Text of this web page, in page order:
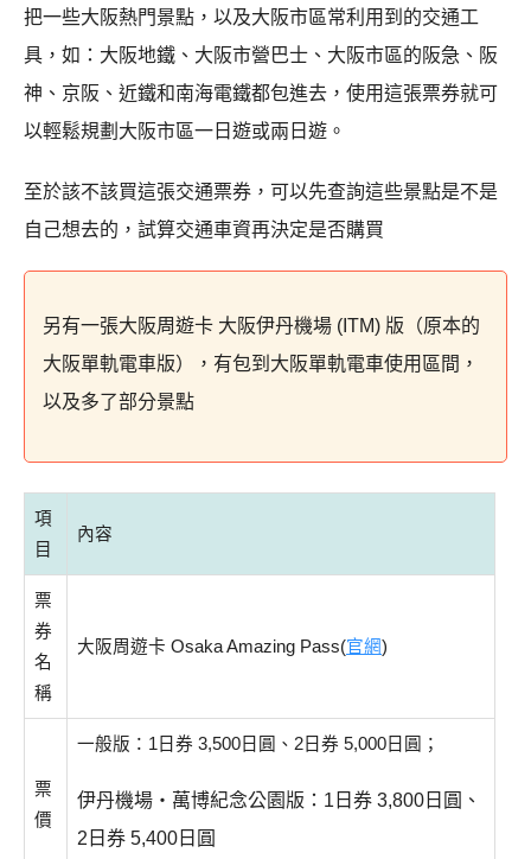
把一些大阪熱門景點，以及大阪市區常利用到的交通工
具， 如：大阪地鐵、大阪市營巴士、大阪市區的阪急、阪
神、京阪、近鐵和南海電鐵都包進去，使用這張票券就可
以輕鬆規劃大阪市區一日遊或兩日遊。
至於該不該買這張交通票券，可以先查詢這些景點是不是
自己想去的，試算交通車資再決定是否購買
另有一張大阪周遊卡 大阪伊丹機場 (ITM) 版（原本的
大阪單軌電車版），有包到大阪單軌電車使用區間，
以及多了部分景點
項
目
內容
票
券
名
稱
大阪周遊卡 Osaka Amazing Pass(官網)
票
價
一般版：1日券 3,500日圓、2日券 5,000日圓；
伊丹機場・萬博紀念公園版：1日券 3,800日圓、
2日券 5,400日圓